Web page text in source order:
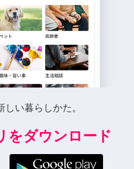
い暮らしかた。
をダウンロード